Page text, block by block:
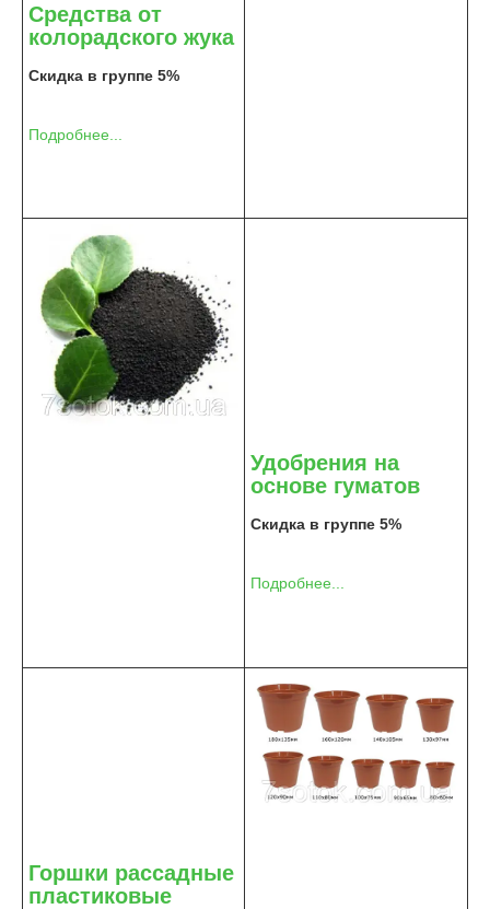
Средства от
колорадского жука
Скидка в группе 5%
Подробнее...
Удобрения на
основе гуматов
Скидка в группе 5%
Подробнее...
Горшки рассадные
пластиковые